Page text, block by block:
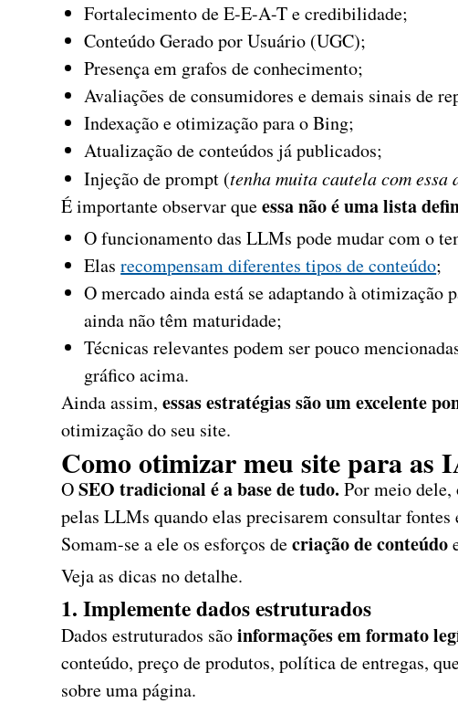
Fortalecimento de E-E-A-T e credibilidade;
Conteúdo Gerado por Usuário (UGC);
Presença em grafos de conhecimento;
Avaliações de consumidores e demais sinais de
Indexação e otimização para o Bing;
Atualização de conteúdos já publicados;
Injeção de prompt (tenha muita cautela com essa
É importante observar queessa não é uma lista
O funcionamento das LLMs pode mudar com o
Elasrecompensam diferentes tipos de conteúdo;
O mercado ainda está se adaptando à otimização
ainda não têm maturidade;
Técnicas relevantes podem ser pouco
gráfico acima.
Ainda assim,essas estratégias são um excelente
otimização do seu site.
Como otimizar meu site para as
OSEO tradicional é a base de tudo.Por meio
pelas LLMs quando elas precisarem consultar
Somam-se a ele os esforços decriação de conteúdo
Veja as dicas no detalhe.
1. Implemente dados estruturados
Dados estruturados sãoinformações em formato
conteúdo, preço de produtos, política de entregas,
sobre uma página.